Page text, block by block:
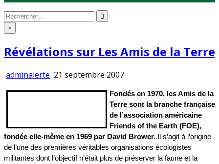
Rechercher
: ×
Révélations sur Les Amis de la Terre
adminalerte 21 septembre 2007
Fondés en 1970, les Amis de la
Terre sont la branche française
de l’association américaine
Friends of the Earth (FOE),
fondée elle-même en 1969 par David Brower. Il s’agit à l’origine
de l’une des premières véritables organisations écologistes
militantes dont l’objectif n’était plus de préserver la faune et la